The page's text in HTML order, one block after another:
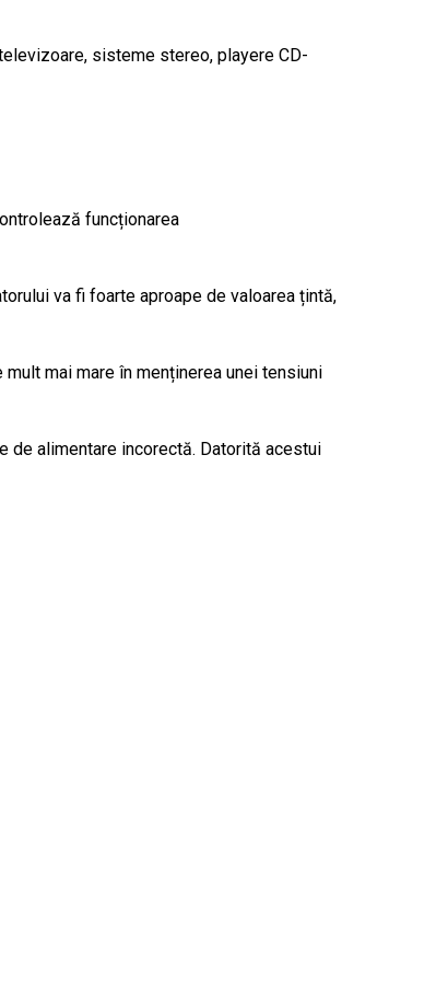
sisteme stereo, playere CD-
funcționarea
va fi foarte aproape de valoarea țintă,
mai mare în menținerea unei tensiuni
alimentare incorectă. Datorită acestui